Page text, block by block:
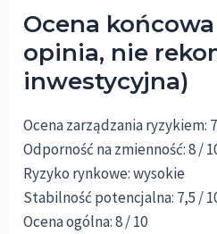
Ocena
opinia, nie
inwestycyjna)
Ocena zarządzania ryzykiem:
Odporność na zmienność: 8 /
Ryzyko rynkowe: wysokie
Stabilność potencjalna: 7,5 /
Ocena ogólna: 8 / 10